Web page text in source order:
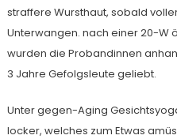
straffere Wursthaut, sobald
Unterwangen. nach einer 20-W
wurden die Probandinnen
3 Jahre Gefolgsleute geliebt.
Unter gegen-Aging
locker, welches zum Etwas